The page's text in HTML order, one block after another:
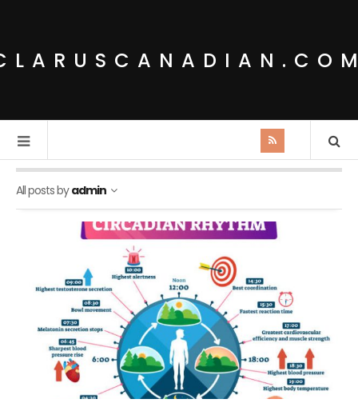
All posts byadmin